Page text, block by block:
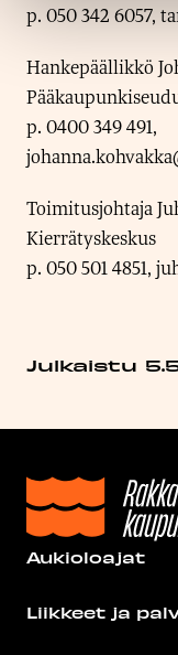
p. 050 342 6057,
Hankepäällikkö
p. 0400 349 491,
Toimitusjohtaja
Kierrätyskeskus
p. 050 501 4851,
Julkaistu
Aukioloajat
Liikkeet ja